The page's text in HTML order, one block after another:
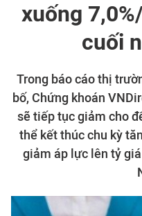
xuống
cuối
Trong báo cáo thị
bố, Chứng khoán
sẽ tiếp tục giảm cho
thể kết thúc chu kỳ
giảm áp lực lên tỷ